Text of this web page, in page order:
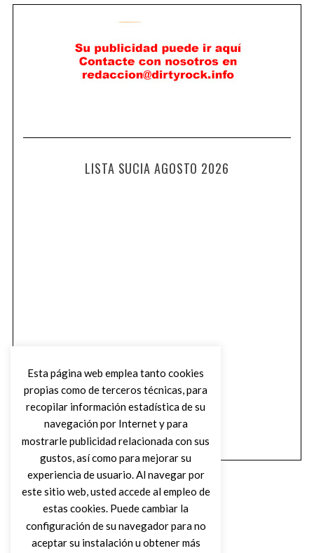
LISTA SUCIA AGOSTO 2026
Esta página web emplea tanto cookies
propias como de terceros técnicas, para
recopilar información estadística de su
navegación por Internet y para
mostrarle publicidad relacionada con sus
gustos, así como para mejorar su
experiencia de usuario. Al navegar por
este sitio web, usted accede al empleo de
estas cookies. Puede cambiar la
configuración de su navegador para no
aceptar su instalación u obtener más